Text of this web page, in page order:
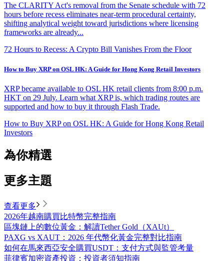
The CLARITY Act's removal from the Senate schedule with 72
hours before recess eliminates near-term procedural certainty,
shifting analytical weight toward jurisdictions where licensing
frameworks are already...
72 Hours to Recess: A Crypto Bill Vanishes From the Floor
How to Buy XRP on OSL HK: A Guide for Hong Kong Retail Investors
XRP became available to OSL HK retail clients from 8:00 p.m.
HKT on 29 July. Learn what XRP is, which trading routes are
supported and how to buy it through Flash Trade.
How to Buy XRP on OSL HK: A Guide for Hong Kong Retail
Investors
為你精選
更多主題
查看更多
2026年越南購買比特幣完整指南
區塊鏈上的數位黃金：解讀Tether Gold（XAUt）
PAXG vs XAUT：2026 年代幣化黃金完整對比指南
如何在馬來西亞安全購買USDT：支付方式與監管考量
菲律賓加密資產投資：投資者須知指南